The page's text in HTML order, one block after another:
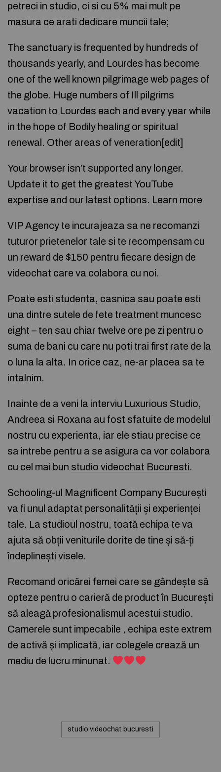
petreci in studio, ci si cu 5% mai mult pe
masura ce arati dedicare muncii tale;
The sanctuary is frequented by hundreds of
thousands yearly, and Lourdes has become
one of the well known pilgrimage web pages of
the globe. Huge numbers of Ill pilgrims
vacation to Lourdes each and every year while
in the hope of Bodily healing or spiritual
renewal. Other areas of veneration[edit]
Your browser isn’t supported any longer.
Update it to get the greatest YouTube
expertise and our latest options. Learn more
VIP Agency te incurajeaza sa ne recomanzi
tuturor prietenelor tale si te recompensam cu
un reward de $150 pentru fiecare design de
videochat care va colabora cu noi.
Poate esti studenta, casnica sau poate esti
una dintre sutele de fete treatment muncesc
eight – ten sau chiar twelve ore pe zi pentru o
suma de bani cu care nu poti trai first rate de la
o luna la alta. In orice caz, ne-ar placea sa te
intalnim.
Inainte de a veni la interviu Luxurious Studio,
Andreea si Roxana au fost sfatuite de modelul
nostru cu experienta, iar ele stiau precise ce
sa intrebe pentru a se asigura ca vor colabora
cu cel mai bun studio videochat Bucuresti.
Schooling-ul Magnificent Company București
va fi unul adaptat personalității și experienței
tale. La studioul nostru, toată echipa te va
ajuta să obții veniturile dorite de tine și să-ți
îndeplinești visele.
Recomand oricărei femei care se gândește să
opteze pentru o carieră de product în București
să aleagă profesionalismul acestui studio.
Camerele sunt impecabile , echipa este extrem
de activă și implicată, iar colegele crează un
mediu de lucru minunat.
studio videochat bucuresti